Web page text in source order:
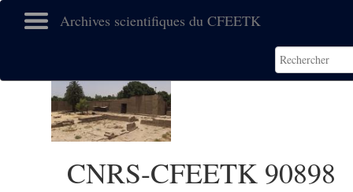
Archives scientifiques du CFEETK
CNRS-CFEETK 90898